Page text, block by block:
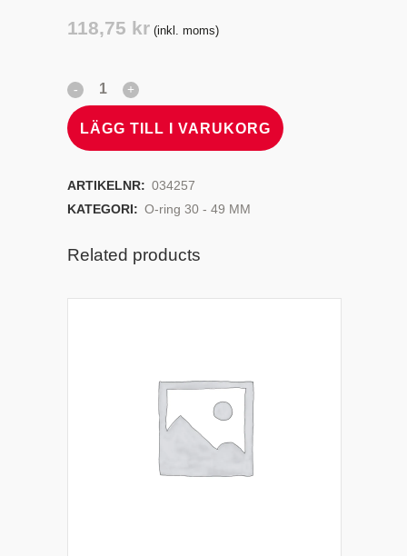
118,75 kr (inkl. moms)
LÄGG TILL I VARUKORG
ARTIKELNR: 034257
KATEGORI: O-ring 30 - 49 MM
Related products